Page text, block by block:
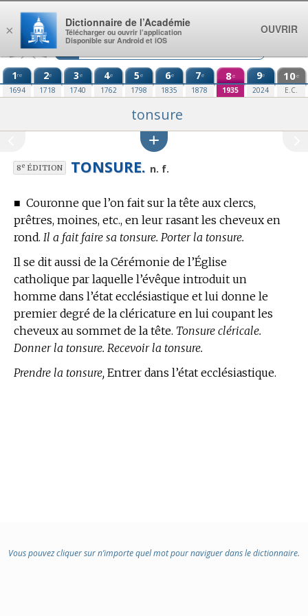
Aller au contenu
1re
1694
2e
1718
3e
1740
4e
1762
5e
1798
6e
1835
7e
1878
8e
1935
9e
2024
10e
E.C.
tonsure
8eÉDITION TONSURE. n. f.
■ Couronne que l’on fait sur la tête aux clercs,
prêtres, moines, etc., en leur rasant les cheveux en
rond. Il a fait faire sa tonsure. Porter la tonsure.
Il se dit aussi de la Cérémonie de l’Église
catholique par laquelle l’évêque introduit un
homme dans l’état ecclésiastique et lui donne le
premier degré de la cléricature en lui coupant les
cheveux au sommet de la tête. Tonsure cléricale.
Donner la tonsure. Recevoir la tonsure.
Prendre la tonsure, Entrer dans l’état ecclésiastique.
Vous pouvez cliquer sur n’importe quel mot pour naviguer dans le dictionnaire.
×
Dictionnaire de l’Académie
Télécharger ou ouvrir l’application
Disponible sur Android et iOS
OUVRIR